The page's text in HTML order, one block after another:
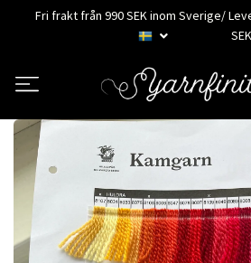
Fri frakt från 990 SEK inom Sverige/
SEK